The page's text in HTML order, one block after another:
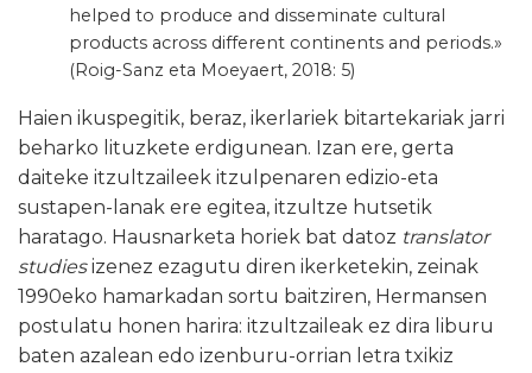
helped to produce and disseminate cultural
products across different continents and periods.»
(Roig-Sanz eta Moeyaert, 2018: 5)
Haien ikuspegitik, beraz, ikerlariek bitartekariak jarri
beharko lituzkete erdigunean. Izan ere, gerta
daiteke itzultzaileek itzulpenaren edizio-eta
sustapen-lanak ere egitea, itzultze hutsetik
haratago. Hausnarketa horiek bat datoz translator
studiesizenez ezagutu diren ikerketekin, zeinak
1990eko hamarkadan sortu baitziren, Hermansen
postulatu honen harira: itzultzaileak ez dira liburu
baten azalean edo izenburu-orrian letra txikiz